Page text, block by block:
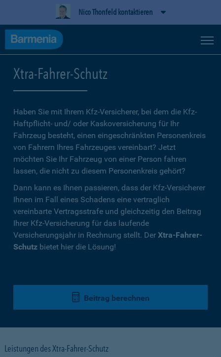
Nico Thonfeld kontaktieren
Xtra-Fahrer-Schutz
Haben Sie mit Ihrem Kfz-Versicherer, bei dem die Kfz-
Haftpflicht- und/ oder Kaskoversicherung für Ihr
Fahrzeug besteht, einen eingeschränkten Personenkreis
von Fahrern Ihres Fahrzeuges vereinbart? Jetzt
möchten Sie Ihr Fahrzeug von einer Person fahren
lassen, die nicht zu diesem Personenkreis gehört?
Dann kann es Ihnen passieren, dass der Kfz-Versicherer
Ihnen im Fall eines Schadens eine vertraglich
vereinbarte Vertragsstrafe und gleichzeitig den Beitrag
Ihrer Kfz-Versicherung für das laufende
Versicherungsjahr in Rechnung stellt. Der Xtra-Fahrer-
Schutz bietet hier die Lösung!
Beitrag berechnen
Leistungen des Xtra-Fahrer-Schutz